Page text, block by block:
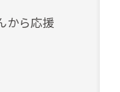
から応援